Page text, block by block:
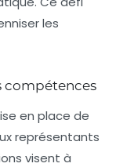
les
compétences
en place de
représentants
visent à